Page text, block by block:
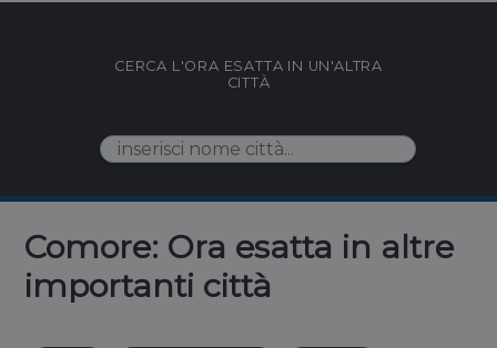
CERCA L'ORA ESATTA IN UN'ALTRA
CITTÀ
Comore: Ora esatta in altre
importanti città